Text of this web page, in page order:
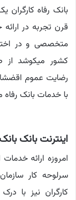
بانک رفاه
قرن تجربه در
کشور میکوشد از
رضایت عموم
با خدمات بانک رفاه
اینترنت بانک
امروزه ارائه
سرلوحه کار
کارگران نیز با